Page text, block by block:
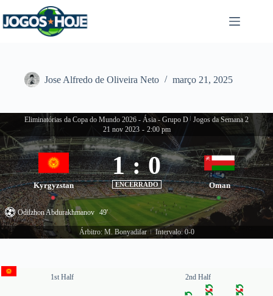
para
o
Jose Alfredo de Oliveira Neto março 21, 2025
Eliminatórias da Copa do Mundo 2026 - Ásia - Grupo D Jogos da Semana 2
21 nov 2023 - 2:00 pm
Kyrgyzstan
1 : 0
ENCERRADO Oman
Odilzhon Abdurakhmanov 49'
Árbitro: M. Bonyadifar | Intervalo: 0-0
1st Half 2nd Half